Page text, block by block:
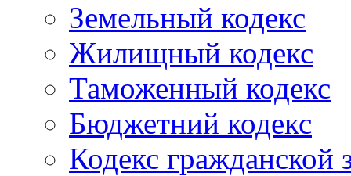
Земельный кодекс
Жилищный кодекс
Таможенный кодекс
Бюджетний кодекс
Кодекс гражданской